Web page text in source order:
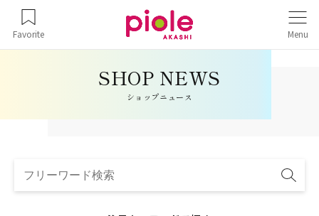
Favorite Menu
ショップニュース